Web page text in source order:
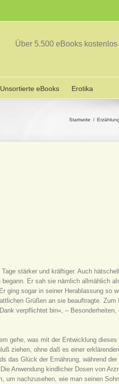
Über 5.500 eBooks
Unsortierte eBooks Erotika
Startseite
stärker und kräftiger. Auch
Er sah sie nämlich allmählich
ging sogar in seiner Herablassung so
Grüßen an sie beauftragte.
verpflichtet bin«, –
gehe, was mit der Entwicklung
ziehen, ohne daß es einer
Glück der Ernährung, während
Anwendung kindlicher Dosen von
nachzusehen, wie man seinen